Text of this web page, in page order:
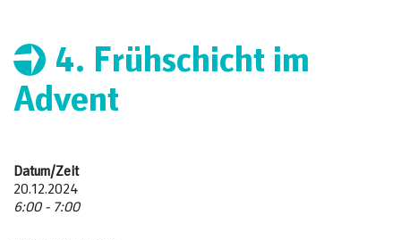
4. Frühschicht im
Advent
Datum/Zeit
20.12.2024
6:00 - 7:00